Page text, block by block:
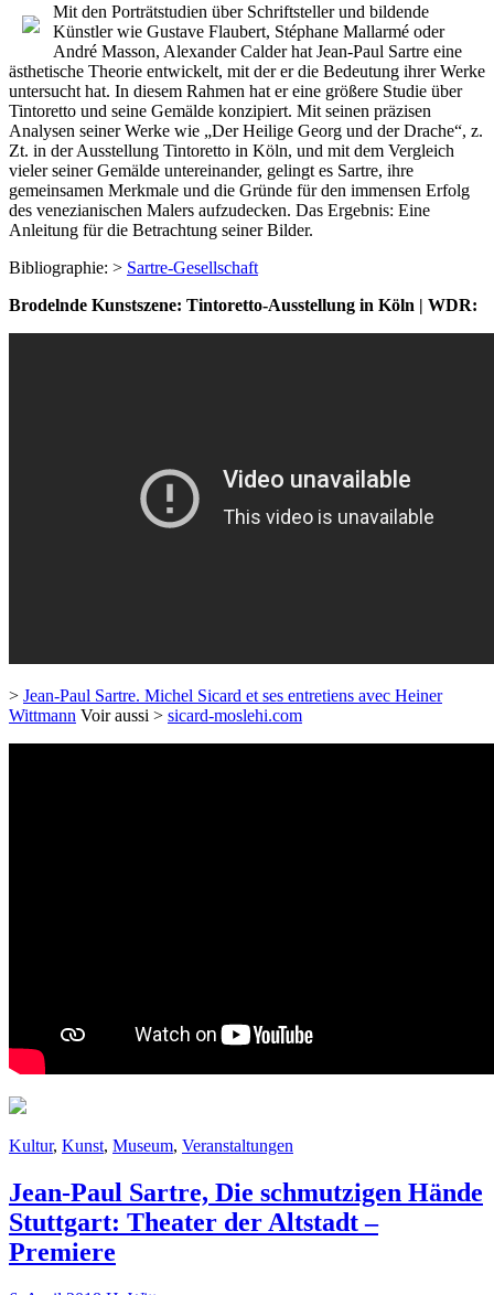
Mit den Porträtstudien über Schriftsteller und bildende
Künstler wie Gustave Flaubert, Stéphane Mallarmé oder
André Masson, Alexander Calder hat Jean-Paul Sartre eine
ästhetische Theorie entwickelt, mit der er die Bedeutung ihrer Werke
untersucht hat. In diesem Rahmen hat er eine größere Studie über
Tintoretto und seine Gemälde konzipiert. Mit seinen präzisen
Analysen seiner Werke wie „Der Heilige Georg und der Drache“, z.
Zt. in der Ausstellung Tintoretto in Köln, und mit dem Vergleich
vieler seiner Gemälde untereinander, gelingt es Sartre, ihre
gemeinsamen Merkmale und die Gründe für den immensen Erfolg
des venezianischen Malers aufzudecken. Das Ergebnis: Eine
Anleitung für die Betrachtung seiner Bilder.
Bibliographie: > Sartre-Gesellschaft
Brodelnde Kunstszene: Tintoretto-Ausstellung in Köln | WDR:
> Jean-Paul Sartre. Michel Sicard et ses entretiens avec Heiner
Wittmann Voir aussi > sicard-moslehi.com
Kultur, Kunst, Museum, Veranstaltungen
Jean-Paul Sartre, Die schmutzigen Hände
Stuttgart: Theater der Altstadt –
Premiere